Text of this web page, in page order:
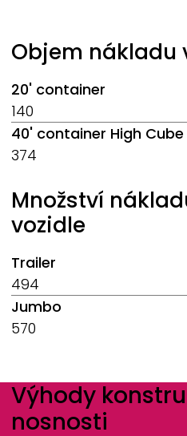
Objem nákladu
20' container
140
40' container High Cube
374
Množství
vozidle
Trailer
494
Jumbo
570
Výhody
nosnosti